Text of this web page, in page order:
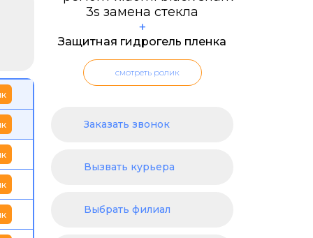
+
Защитная гидрогель пленка
смотреть ролик
Заказать звонок
Вызвать курьера
Выбрать филиал